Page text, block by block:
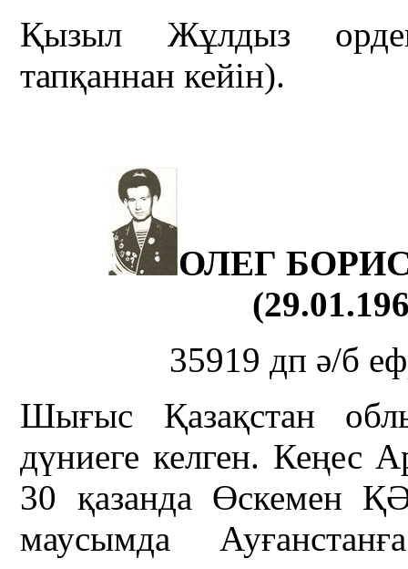
Қызыл Жұлдыз
тапқаннан кейін).
ОЛЕГ
35919 дп ә/б
Шығыс Қазақстан
дүниеге келген. Кеңес
30 қазанда Өскемен
маусымда